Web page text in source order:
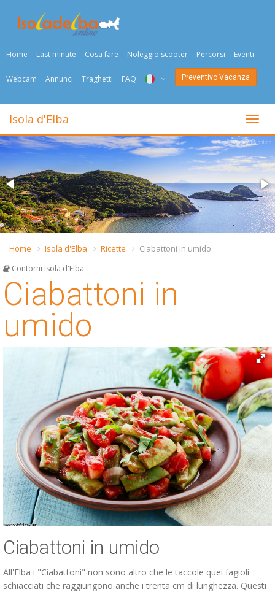
Home Last minute Cosa fare Noleggio scooter Percorsi Eventi
Webcam Annunci Traghetti FAQ
ENG
DEU
NED
FRA
ESP
Preventivo Vacanza
Togli
Isola d'Elba
Home Isola d'Elba Ricette Ciabattoni in umido
Contorni Isola d'Elba
Ciabattoni in
umido
Ciabattoni in umido
All'Elba i "Ciabattoni" non sono altro che le taccole quei fagioli
schiacciati che raggiungono anche i trenta cm di lunghezza. Questi